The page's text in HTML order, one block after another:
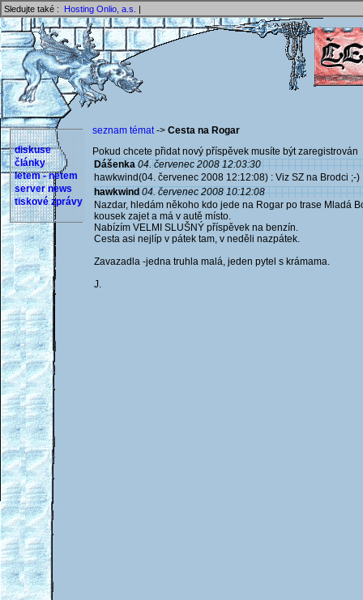
Sledujte také : Hosting Onlio, a.s. |
diskuse
články
letem - netem
server news
tiskové zprávy
seznam témat-> Cesta na Rogar
Pokud chcete přidat nový příspěvek musíte být
Dášenka 04. červenec 2008 12:03:30
hawkwind(04. červenec 2008 12:12:08) : Viz SZ na Brodci ;-)
hawkwind 04. červenec 2008 10:12:08
Nazdar, hledám někoho kdo jede na Rogar po trase Mladá
kousek zajet a má v autě místo.
Nabízím VELMI SLUŠNÝ příspěvek na benzín.
Cesta asi nejlíp v pátek tam, v neděli nazpátek.
Zavazadla -jedna truhla malá, jeden pytel s krámama.
J.